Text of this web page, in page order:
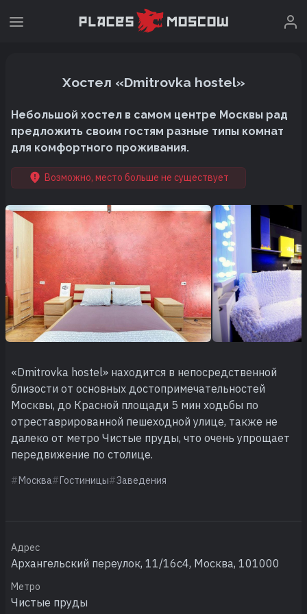
Хостел «Dmitrovka hostel»
Небольшой хостел в самом центре Москвы рад
предложить своим гостям разные типы комнат
для комфортного проживания.
Возможно, место больше не существует
«Dmitrovka hostel» находится в непосредственной
близости от основных достопримечательностей
Москвы, до Красной площади 5 мин ходьбы по
отреставрированной пешеходной улице, также не
далеко от метро Чистые пруды, что очень упрощает
передвижение по столице.
Москва Гостиницы Заведения
Адрес
Архангельский переулок, 11/16с4, Москва, 101000
Метро
Чистые пруды